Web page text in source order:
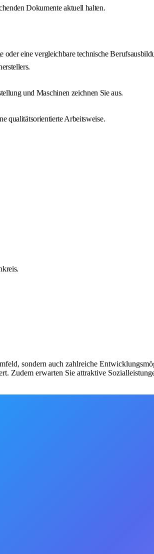
Dokumente aktuell halten.
eine vergleichbare technische
und Maschinen zeichnen Sie aus.
qualitätsorientierte Arbeitsweise.
sondern auch zahlreiche
Zudem erwarten Sie attraktive